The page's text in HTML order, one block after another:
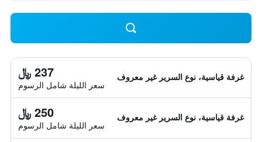
غرفة قياسية، نوع السرير غير معروف 237 ﷼
سعر الليلة شامل الرسوم
غرفة قياسية، نوع السرير غير معروف 250 ﷼
سعر الليلة شامل الرسوم